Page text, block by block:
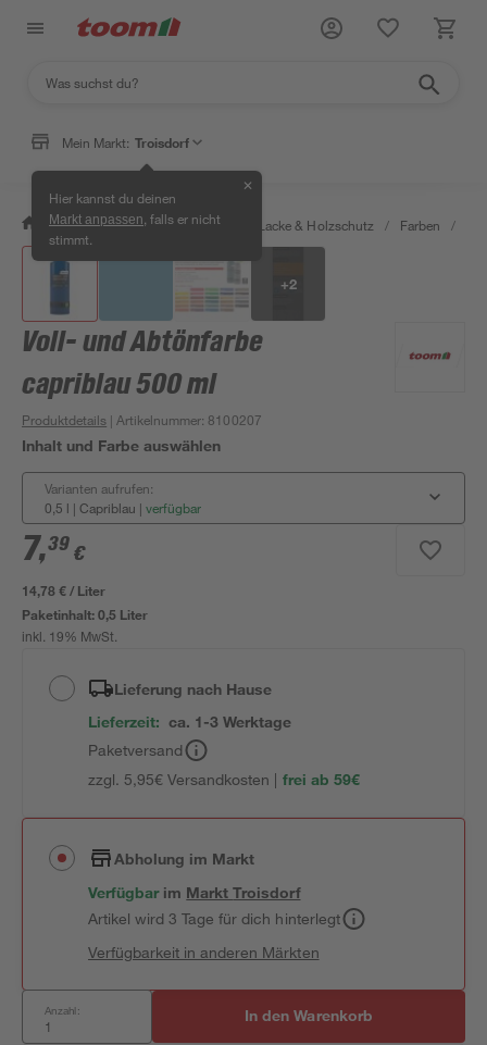
Mein Markt: Troisdorf
Hier kannst du deinen
Markt anpassen , falls er nicht
stimmt.
✕
/ Bauen & Renovieren / Farben, Lacke & Holzschutz / Farben /
+2
Voll- und Abtönfarbe
capriblau 500 ml
Produktdetails | Artikelnummer: 8100207
Inhalt und Farbe auswählen
Varianten aufrufen:
0,5 l | Capriblau | verfügbar
7,39 €
14,78 € / Liter
Paketinhalt:0,5 Liter
inkl. 19% MwSt.
Lieferung nach Hause
Lieferzeit: ca. 1-3 Werktage
Paketversand
zzgl. 5,95€ Versandkosten | frei ab 59€
Abholung im Markt
Verfügbar im MarktTroisdorf
Artikel wird 3 Tage für dich hinterlegt
Verfügbarkeit in anderen Märkten
Anzahl: In den Warenkorb